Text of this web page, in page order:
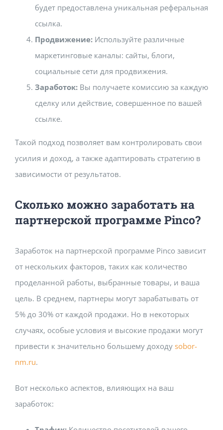
будет предоставлена уникальная реферальная
ссылка.
Продвижение: Используйте различные
маркетинговые каналы: сайты, блоги,
социальные сети для продвижения.
Заработок: Вы получаете комиссию за каждую
сделку или действие, совершенное по вашей
ссылке.
Такой подход позволяет вам контролировать свои
усилия и доход, а также адаптировать стратегию в
зависимости от результатов.
Сколько можно заработать на
партнерской программе Pinco?
Заработок на партнерской программе Pinco зависит
от нескольких факторов, таких как количество
проделанной работы, выбранные товары, и ваша
цель. В среднем, партнеры могут зарабатывать от
5% до 30% от каждой продажи. Но в некоторых
случаях, особые условия и высокие продажи могут
привести к значительно большему доходу sobor-
nm.ru.
Вот несколько аспектов, влияющих на ваш
заработок: